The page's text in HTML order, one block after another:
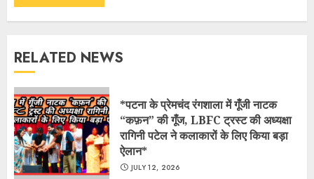
RELATED NEWS
*​पटना के प्रेमचंद रंगशाला में गूँजी नाटक
“कफ़न” की गूँज, LBFC ट्रस्ट की अध्यक्षा
रागिनी पटेल ने कलाकारों के लिए किया बड़ा
ऐलान*
JULY 12, 2026